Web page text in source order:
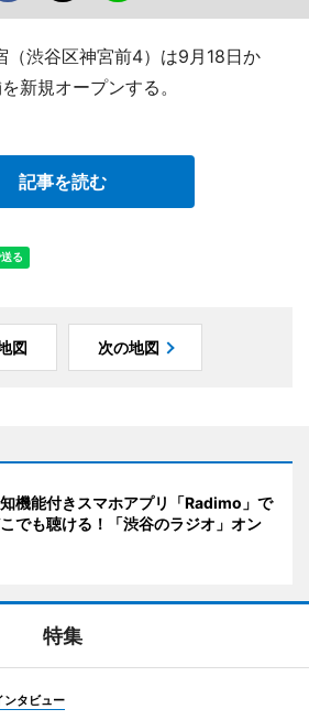
（渋谷区神宮前4）は9月18日か
新規オープンする。
記事を読む
図 次の地図
機能付きスマホアプリ「Radimo」で
でも聴ける！「渋谷のラジオ」オン
特集
ンタビュー